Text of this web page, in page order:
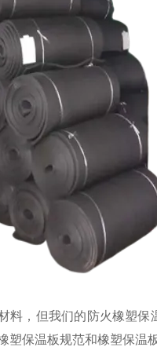
料，但我们的防火橡塑
保温板规范和橡塑保温